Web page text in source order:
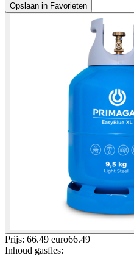
Opslaan in Favorieten
Prijs: 66.49 euro66.49
Inhoud gasfles: